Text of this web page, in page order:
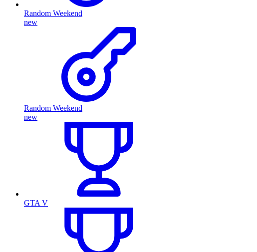
Random Weekend
new
Random Weekend
new
GTA V